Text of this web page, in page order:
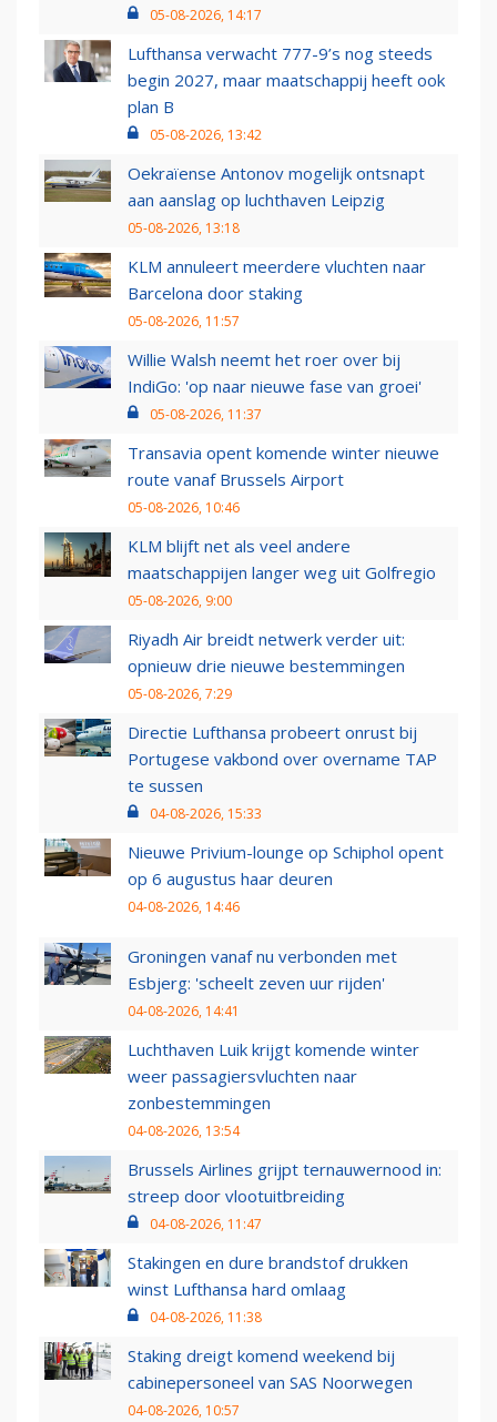
05-08-2026, 14:17
Lufthansa verwacht 777-9’s nog steeds
begin 2027, maar maatschappij heeft ook
plan B
05-08-2026, 13:42
Oekraïense Antonov mogelijk ontsnapt
aan aanslag op luchthaven Leipzig
05-08-2026, 13:18
KLM annuleert meerdere vluchten naar
Barcelona door staking
05-08-2026, 11:57
Willie Walsh neemt het roer over bij
IndiGo: 'op naar nieuwe fase van groei'
05-08-2026, 11:37
Transavia opent komende winter nieuwe
route vanaf Brussels Airport
05-08-2026, 10:46
KLM blijft net als veel andere
maatschappijen langer weg uit Golfregio
05-08-2026, 9:00
Riyadh Air breidt netwerk verder uit:
opnieuw drie nieuwe bestemmingen
05-08-2026, 7:29
Directie Lufthansa probeert onrust bij
Portugese vakbond over overname TAP
te sussen
04-08-2026, 15:33
Nieuwe Privium-lounge op Schiphol opent
op 6 augustus haar deuren
04-08-2026, 14:46
Groningen vanaf nu verbonden met
Esbjerg: 'scheelt zeven uur rijden'
04-08-2026, 14:41
Luchthaven Luik krijgt komende winter
weer passagiersvluchten naar
zonbestemmingen
04-08-2026, 13:54
Brussels Airlines grijpt ternauwernood in:
streep door vlootuitbreiding
04-08-2026, 11:47
Stakingen en dure brandstof drukken
winst Lufthansa hard omlaag
04-08-2026, 11:38
Staking dreigt komend weekend bij
cabinepersoneel van SAS Noorwegen
04-08-2026, 10:57